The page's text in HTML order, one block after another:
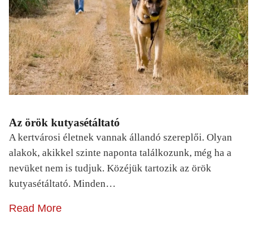
Az örök kutyasétáltató
A kertvárosi életnek vannak állandó szereplői. Olyan
alakok, akikkel szinte naponta találkozunk, még ha a
nevüket nem is tudjuk. Közéjük tartozik az örök
kutyasétáltató. Minden…
Read More